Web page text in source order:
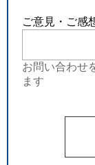
ご意見・ご感
お問い合わせ
ます